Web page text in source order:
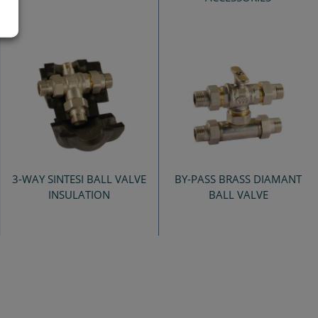
3-WAY SINTESI BALL VALVE
INSULATION
BY-PASS BRASS DIAMANT
BALL VALVE